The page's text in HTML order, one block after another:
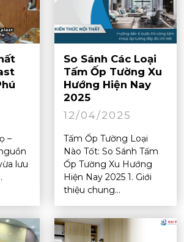
–
lưu
So Sánh Các Loại
Tấm Ốp Tường Xu
Hướng Hiện Nay
2025
12/04/2025
Tấm Ốp Tường Loại
Nào Tốt: So Sánh Tấm
Ốp Tường Xu Hướng
Hiện Nay 2025 1. Giới
thiệu chung...